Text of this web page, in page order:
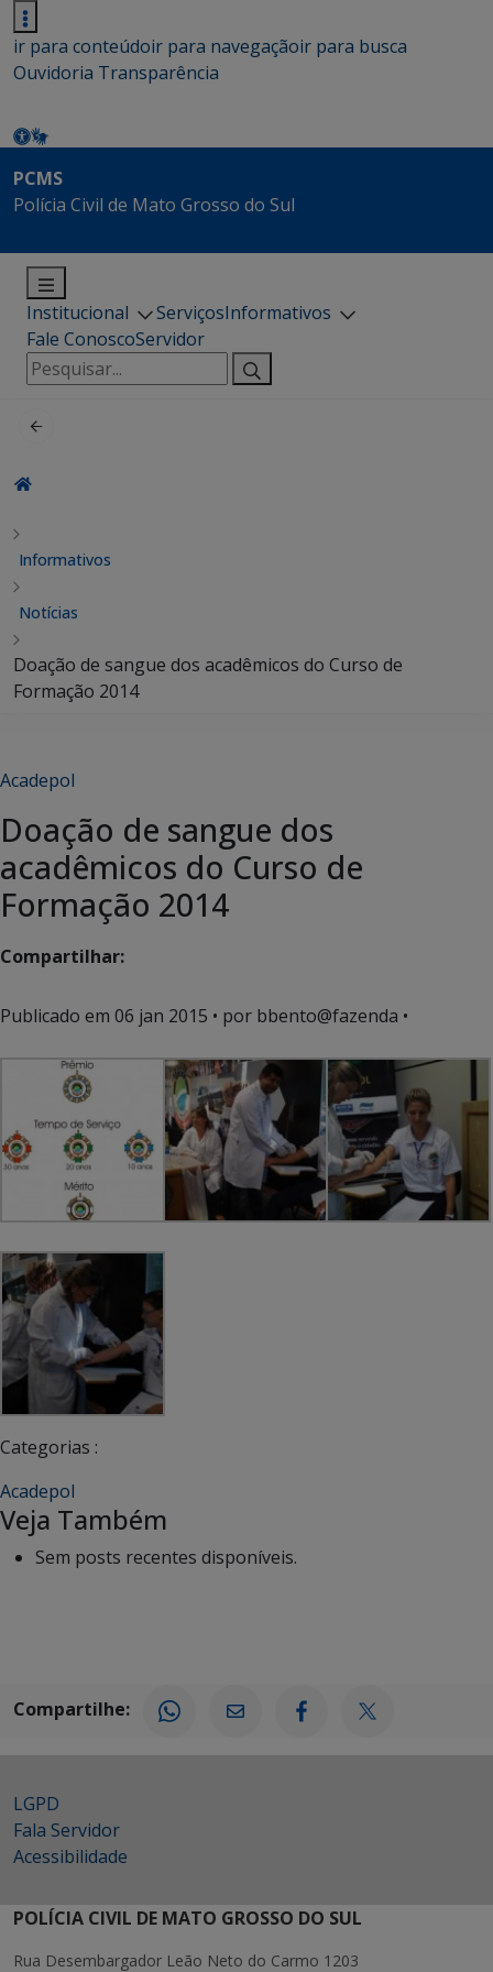
ir para conteúdoir para navegaçãoir para busca
Ouvidoria Transparência
PCMS
Polícia Civil de Mato Grosso do Sul
Institucional ServiçosInformativos
Fale ConoscoServidor
Pesquisar
por:
Informativos
Notícias
Doação de sangue dos acadêmicos do Curso de
Formação 2014
Acadepol
Doação de sangue dos
acadêmicos do Curso de
Formação 2014
Compartilhar:
Publicado em 06 jan 2015 • por bbento@fazenda •
Categorias :
Acadepol
Veja Também
Sem posts recentes disponíveis.
Compartilhe:
LGPD
Fala Servidor
Acessibilidade
POLÍCIA CIVIL DE MATO GROSSO DO SUL
Rua Desembargador Leão Neto do Carmo 1203